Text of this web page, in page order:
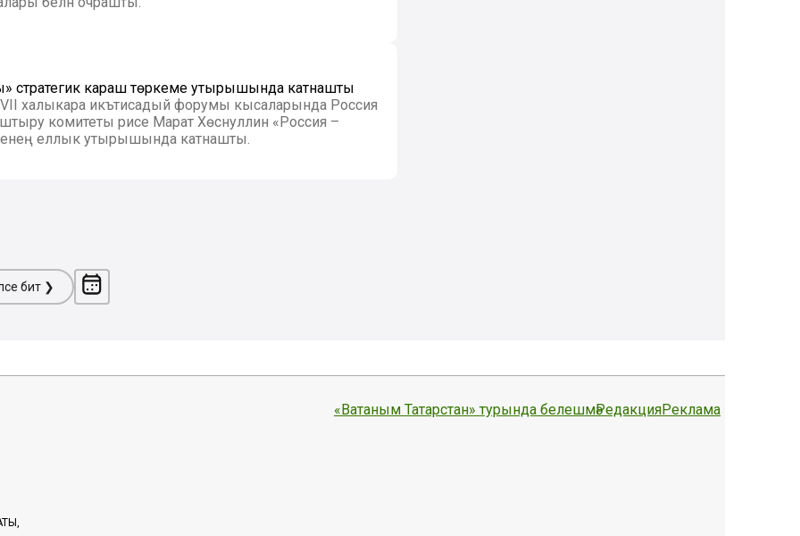
стратегик караш төркеме утырышында катнашты
халыкара икътисадый форумы кысаларында Россия
комитеты рәисе Марат Хөснуллин «Россия –
еллык утырышында катнашты.
бит ❯
«Ватаным Татарстан» турында белешмәРедакцияРеклама